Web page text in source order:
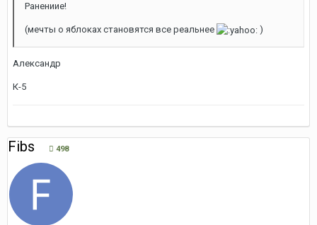
Ранениие!
(мечты о яблоках становятся все реальнее )
Александр
К-5
Fibs 498